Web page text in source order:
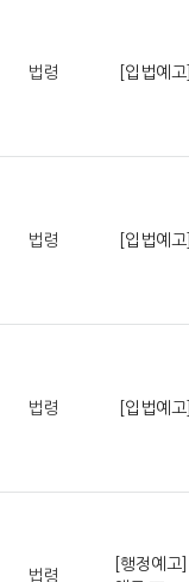
법령 [입법예
법령 [입법예
법령 [입법예
법령
[행정예